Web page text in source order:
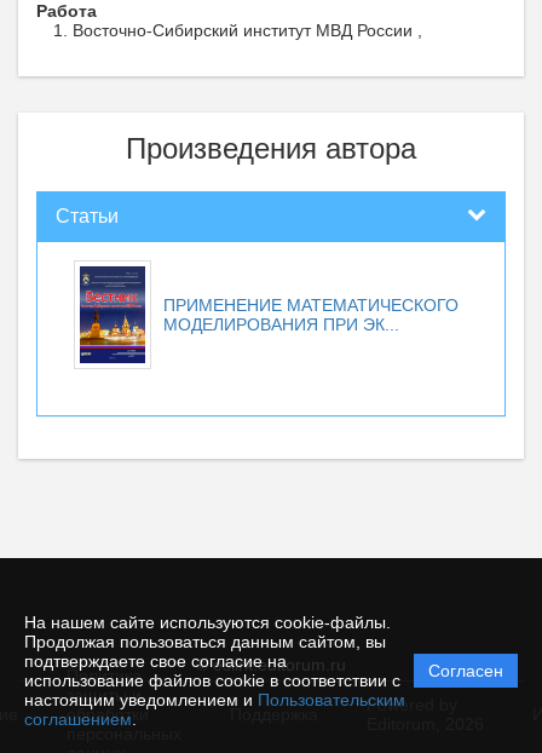
На нашем сайте используются cookie-файлы.
Продолжая пользоваться данным сайтом, вы
подтверждаете свое согласие на
использование файлов cookie в соответствии с
настоящим уведомлением и Пользовательским
соглашением
Согласен
Работа
Восточно-Сибирский институт МВД России ,
Произведения автора
Статьи
ПРИМЕНЕНИЕ МАТЕМАТИЧЕСКОГО
МОДЕЛИРОВАНИЯ ПРИ ЭК...
© esiirk.editorum.ru
Политика
защиты и
обработки
Powered by